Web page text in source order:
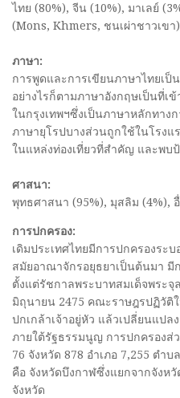
ไทย (80%), จีน (10%), มาเลย์
(Mons, Khmers, ชนเผ่าชาวเขา)
ภาษา:
การพูดและการเขียนภาษาไทยเป็
อย่างไรก็ตามภาษาอังกฤษเป็นที่เ
ในกรุงเทพฯซึ่งเป็นภาษาหลักทา
ภาษายุโรปบางส่วนถูกใช้ในโรง
ในแหล่งท่องเที่ยวที่สำคัญ และพบ
ศาสนา:
พุทธศาสนา (95%), มุสลิม (4%),
การปกครอง:
เดิมประเทศไทยมีการปกครองร
สมัยอาณาจักรอยุธยาเป็นต้นมา มี
ตั้งแต่รัชกาลพระบาทสมเด็จพระจุ
มิถุนายน 2475 คณะราษฎรปฏิวัติ
ปกเกล้าเจ้าอยู่หัว แล้วเปลี่ยนแปล
ภายใต้รัฐธรรมนูญ การปกครองส่
76 จังหวัด 878 อำเภอ 7,255 ตำ
คือ จังหวัดบึงกาฬซึ่งแยกจากจังห
จังหวัด